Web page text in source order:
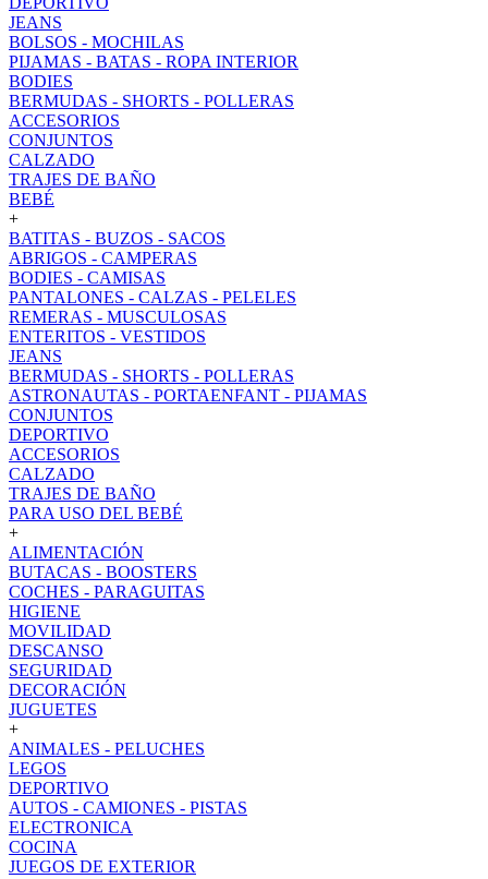
JEANS
BOLSOS - MOCHILAS
PIJAMAS - BATAS - ROPA INTERIOR
BODIES
BERMUDAS - SHORTS - POLLERAS
ACCESORIOS
CONJUNTOS
CALZADO
TRAJES DE BAÑO
BEBÉ
+
BATITAS - BUZOS - SACOS
ABRIGOS - CAMPERAS
BODIES - CAMISAS
PANTALONES - CALZAS - PELELES
REMERAS - MUSCULOSAS
ENTERITOS - VESTIDOS
JEANS
BERMUDAS - SHORTS - POLLERAS
ASTRONAUTAS - PORTAENFANT - PIJAMAS
CONJUNTOS
DEPORTIVO
ACCESORIOS
CALZADO
TRAJES DE BAÑO
PARA USO DEL BEBÉ
+
ALIMENTACIÓN
BUTACAS - BOOSTERS
COCHES - PARAGUITAS
HIGIENE
MOVILIDAD
DESCANSO
SEGURIDAD
DECORACIÓN
JUGUETES
+
ANIMALES - PELUCHES
LEGOS
DEPORTIVO
AUTOS - CAMIONES - PISTAS
ELECTRONICA
COCINA
JUEGOS DE EXTERIOR